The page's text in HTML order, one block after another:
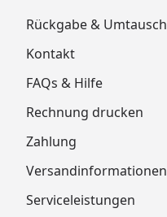
Rückgabe & Umtausch
Kontakt
FAQs & Hilfe
Rechnung drucken
Zahlung
Versandinformationen
Serviceleistungen